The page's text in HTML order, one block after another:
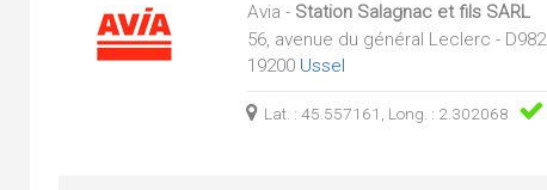
Avia - Station Salagnac et fils SARL
56, avenue du général Leclerc - D982
19200 Ussel
Lat. : 45.557161, Long. : 2.302068